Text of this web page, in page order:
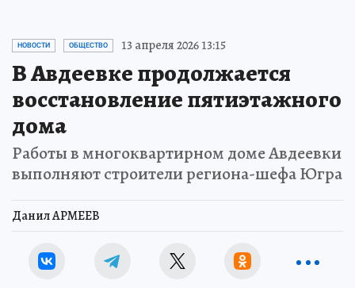
НОВОСТИ ОБЩЕСТВО 13 апреля 2026 13:15
В Авдеевке продолжается
восстановление пятиэтажного
дома
Работы в многоквартирном доме Авдеевки
выполняют строители региона-шефа Югра
Данил АРМЕЕВ